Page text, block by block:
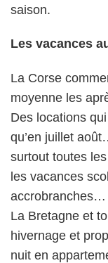
saison.
Les vacances
La Corse
moyenne les
Des locations
qu’en juillet
surtout toutes
les vacances
accrobranches…
La Bretagne et
hivernage et
nuit en